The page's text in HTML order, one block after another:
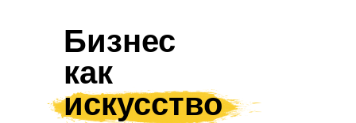
Бизнес
как
искусство